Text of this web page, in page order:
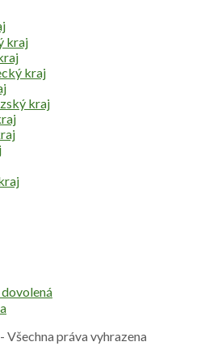
kraj
kraj
kraj
- Všechna práva vyhrazena